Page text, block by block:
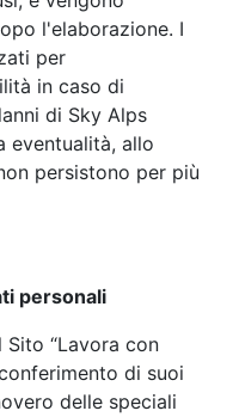
l'elaborazione. I
per
in caso di
di Sky Alps
eventualità, allo
persistono per più
personali
“Lavora con
di suoi
delle speciali